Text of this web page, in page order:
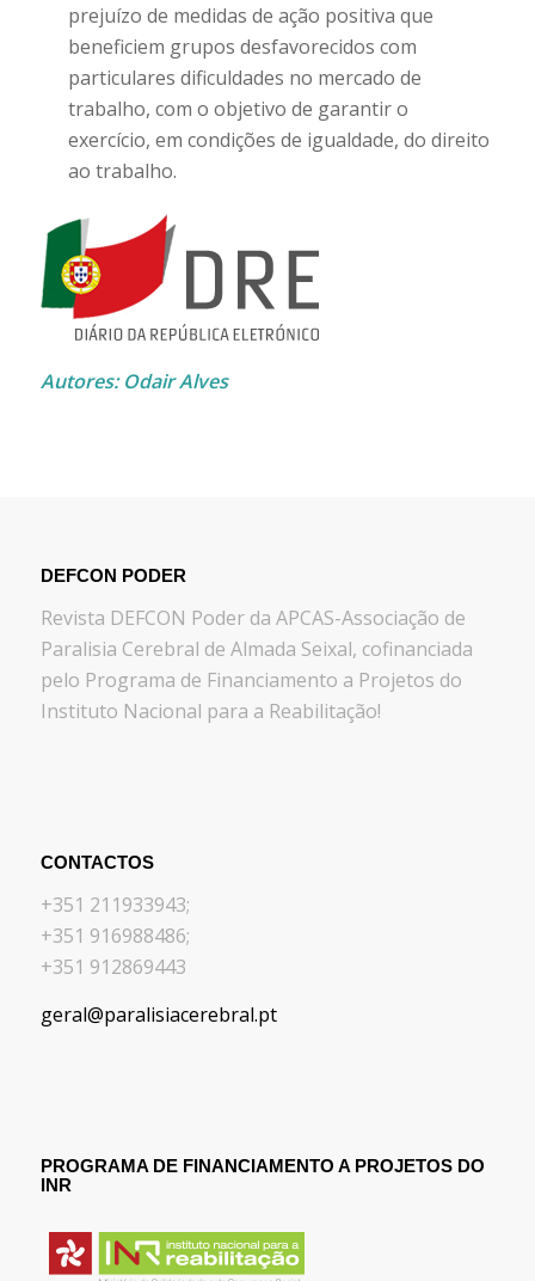
prejuízo de medidas de ação positiva que
beneficiem grupos desfavorecidos com
particulares dificuldades no mercado de
trabalho, com o objetivo de garantir o
exercício, em condições de igualdade, do direito
ao trabalho.
Autores: Odair Alves
DEFCON PODER
Revista DEFCON Poder da APCAS-Associação de
Paralisia Cerebral de Almada Seixal, cofinanciada
pelo Programa de Financiamento a Projetos do
Instituto Nacional para a Reabilitação!
CONTACTOS
+351 211933943;
+351 916988486;
+351 912869443
geral@paralisiacerebral.pt
PROGRAMA DE FINANCIAMENTO A PROJETOS DO
INR